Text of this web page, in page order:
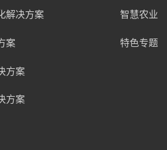
解决方案
案
方案
方案
智慧农业
特色专题